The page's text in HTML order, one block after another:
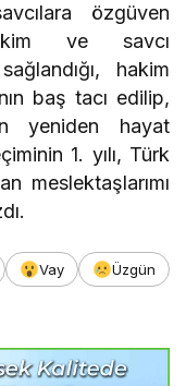
özgüven
ve savcı
hakim
baş tacı edilip,
yeniden hayat
1. yılı, Türk
meslektaşlarımı
Vay
Üzgün